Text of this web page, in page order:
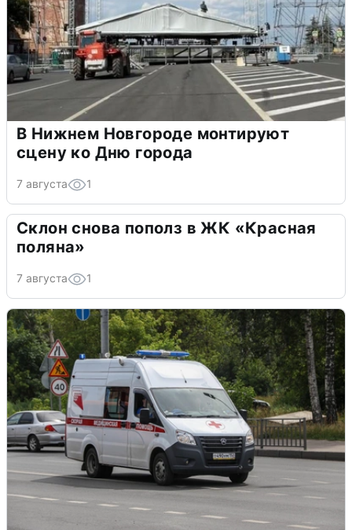
В Нижнем Новгороде монтируют
сцену ко Дню города
7 августа 1
Склон снова пополз в ЖК «Красная
поляна»
7 августа 1